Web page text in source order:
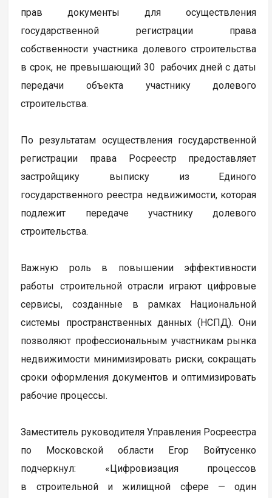
прав документы для осуществления
государственной регистрации права
собственности участника долевого строительства
в срок, не превышающий 30 рабочих дней с даты
передачи объекта участнику долевого
строительства.
По результатам осуществления государственной
регистрации права Росреестр предоставляет
застройщику выписку из Единого
государственного реестра недвижимости, которая
подлежит передаче участнику долевого
строительства.
Важную роль в повышении эффективности
работы строительной отрасли играют цифровые
сервисы, созданные в рамках Национальной
системы пространственных данных (НСПД). Они
позволяют профессиональным участникам рынка
недвижимости минимизировать риски, сокращать
сроки оформления документов и оптимизировать
рабочие процессы.
Заместитель руководителя Управления Росреестра
по Московской области Егор Войтусенко
подчеркнул: «Цифровизация процессов
в строительной и жилищной сфере — один